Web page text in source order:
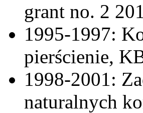
grant no. 2
1995-1997:
pierścienie,
1998-2001:
naturalnych